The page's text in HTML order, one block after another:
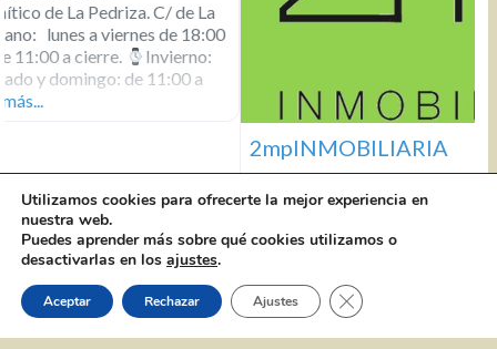
2mpINMOBILIARIA C/ Panaderos, 44 Local 2
410
info@inmobiliaria2mp.es
De Lunes a viernes, de
9:00 a 14:00 y de 17:00 a 19:00 horas. Sábados, de 10:00 a
14:00 horas. Web: www.inmobiliaria2mp.es Facebook
2mpinmobiliaria 2mpinmobiliaria en Instagram Twitter
Utilizamos cookies para ofrecerte la mejor experiencia en
nuestra web.
Puedes aprender más sobre qué cookies utilizamos o
desactivarlas en los ajustes.
Aceptar Rechazar Ajustes Cerrar el banner de